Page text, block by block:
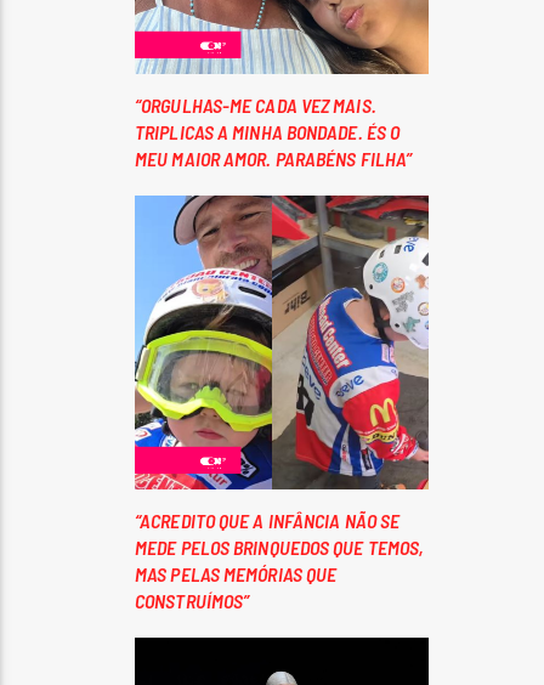
“ORGULHAS-ME CADA VEZ MAIS.
TRIPLICAS A MINHA BONDADE. ÉS O
MEU MAIOR AMOR. PARABÉNS FILHA”
“ACREDITO QUE A INFÂNCIA NÃO SE
MEDE PELOS BRINQUEDOS QUE TEMOS,
MAS PELAS MEMÓRIAS QUE
CONSTRUÍMOS”